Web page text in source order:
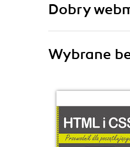
Dobry
Wybrane